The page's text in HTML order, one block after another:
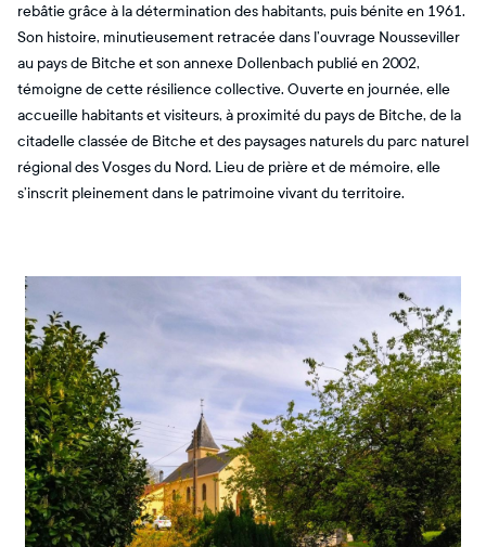
rebâtie grâce à la détermination des habitants, puis bénite en 1961.
Son histoire, minutieusement retracée dans l’ouvrage Nousseviller
au pays de Bitche et son annexe Dollenbach publié en 2002,
témoigne de cette résilience collective. Ouverte en journée, elle
accueille habitants et visiteurs, à proximité du pays de Bitche, de la
citadelle classée de Bitche et des paysages naturels du parc naturel
régional des Vosges du Nord. Lieu de prière et de mémoire, elle
s’inscrit pleinement dans le patrimoine vivant du territoire.